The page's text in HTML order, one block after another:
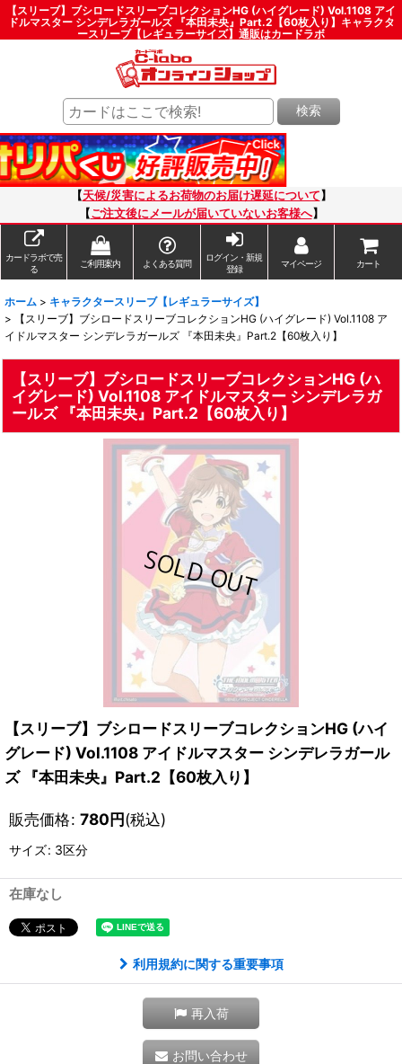
【スリーブ】ブシロードスリーブコレクションHG (ハイグレード) Vol.1108 アイ
ドルマスター シンデレラガールズ 『本田未央』Part.2【60枚入り】キャラクタ
ースリーブ【レギュラーサイズ】通販はカードラボ
検索
【天候/災害によるお荷物のお届け遅延について 】
【ご注文後にメールが届いていないお客様へ】
カードラボで売
る
ご利用案内 よくある質問
ログイン・新規
登録
マイページ カート
ホーム > キャラクタースリーブ【レギュラーサイズ】
>
【スリーブ】ブシロードスリーブコレクションHG (ハイグレード) Vol.1108 ア
イドルマスター シンデレラガールズ 『本田未央』Part.2【60枚入り】
【スリーブ】ブシロードスリーブコレクションHG (ハ
イグレード) Vol.1108 アイドルマスター シンデレラガ
ールズ 『本田未央』Part.2【60枚入り】
【スリーブ】ブシロードスリーブコレクションHG (ハイ
グレード) Vol.1108 アイドルマスター シンデレラガール
ズ 『本田未央』Part.2【60枚入り】
販売価格: 780円(税込)
サイズ: 3区分
在庫なし
利用規約に関する重要事項
再入荷
お問い合わせ